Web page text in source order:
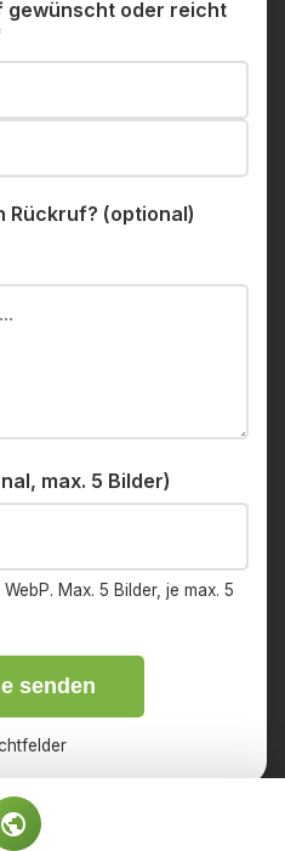
gewünscht oder reicht
Rückruf? (optional)
max. 5 Bilder)
Max. 5 Bilder, je max. 5
senden